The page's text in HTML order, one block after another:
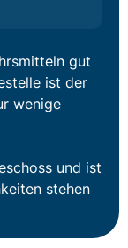
gut
ist der
wenige
und ist
stehen